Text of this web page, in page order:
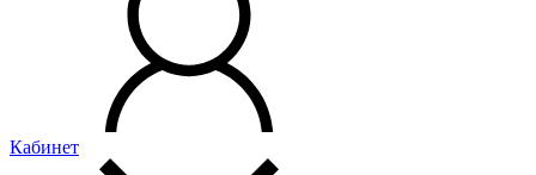
Кабинет